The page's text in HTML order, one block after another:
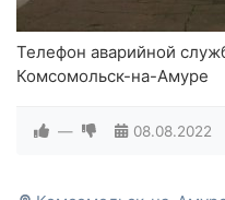
Телефон аварийной
Комсомольск-на-Амуре
— 08.08.2022